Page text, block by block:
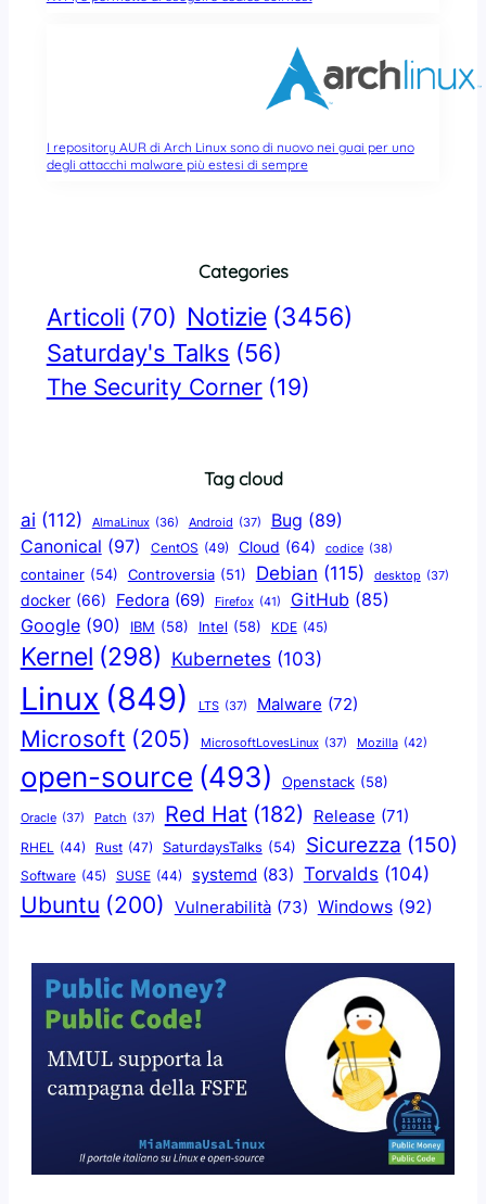
I repository AUR di Arch Linux sono di nuovo nei guai per uno
degli attacchi malware più estesi di sempre
Categories
Articoli (70) Notizie (3456)
Saturday's Talks (56)
The Security Corner (19)
Tag cloud
ai (112) AlmaLinux (36) Android (37) Bug (89)
Canonical (97) CentOS (49) Cloud (64) codice (38)
container (54) Controversia (51) Debian (115) desktop (37)
docker (66) Fedora (69) Firefox (41) GitHub (85)
Google (90) IBM (58) Intel (58) KDE (45)
Kernel (298) Kubernetes (103)
Linux (849) LTS (37) Malware (72)
Microsoft (205) MicrosoftLovesLinux (37) Mozilla (42)
open-source (493) Openstack (58)
Oracle (37) Patch (37) Red Hat (182) Release (71)
RHEL (44) Rust (47) SaturdaysTalks (54) Sicurezza (150)
Software (45) SUSE (44) systemd (83) Torvalds (104)
Ubuntu (200) Vulnerabilità (73) Windows (92)